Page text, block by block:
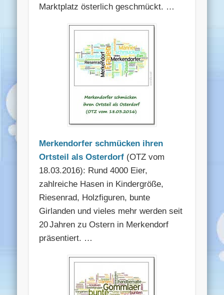
Marktplatz österlich geschmückt. …
Merkendorfer schmücken ihren
Ortsteil als Osterdorf (OTZ vom
18.03.2016): Rund 4000 Eier,
zahlreiche Hasen in Kindergröße,
Riesenrad, Holzfiguren, bunte
Girlanden und vieles mehr werden seit
20 Jahren zu Ostern in Merkendorf
präsentiert. …